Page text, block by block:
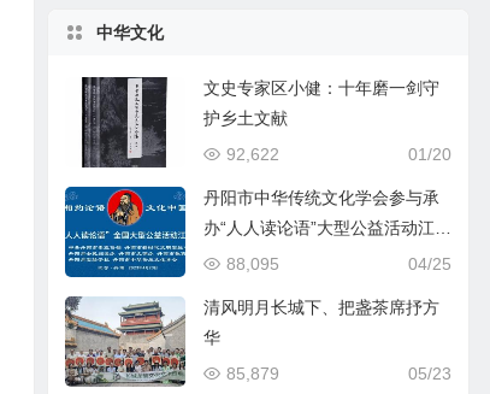
中华文化
文史专家区小健：十年磨一剑守
护乡土文献
01/20
92,622
丹阳市中华传统文化学会参与承
办“人人读论语”大型公益活动江苏
主会场活动
04/25
88,095
清风明月长城下、把盏茶席抒方
华
05/23
85,879